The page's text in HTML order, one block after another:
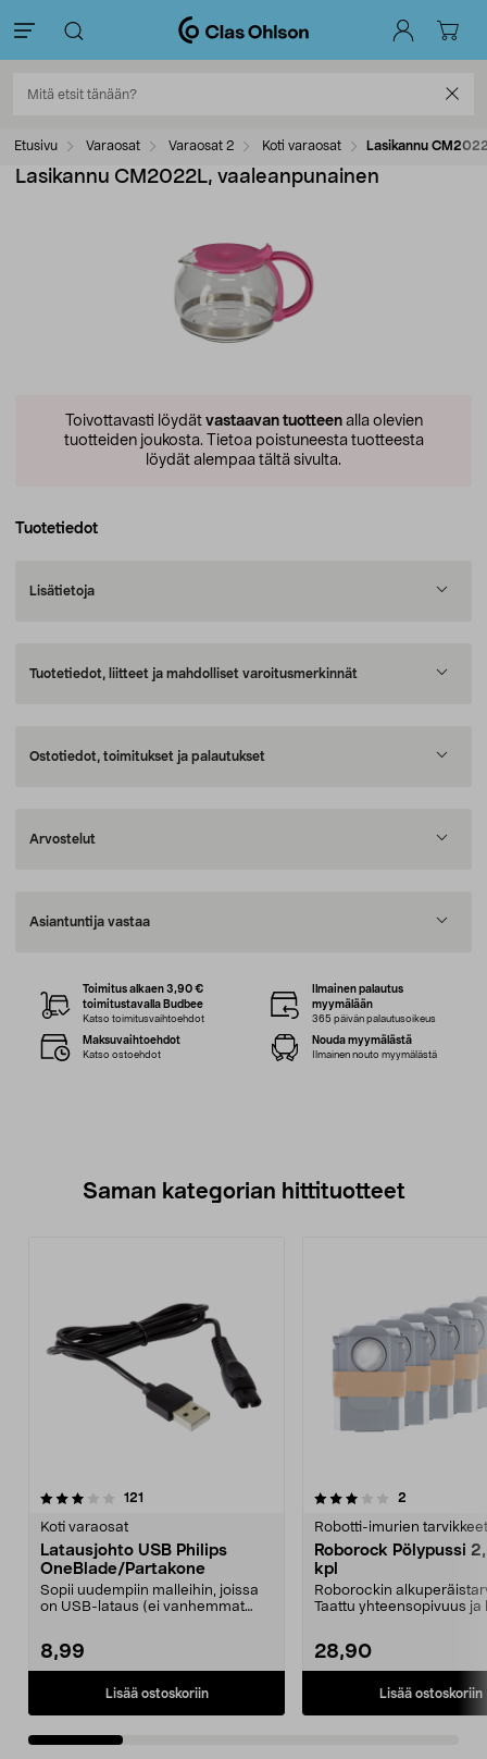
Etusivu Varaosat Varaosat 2 Koti varaosat Lasikannu
Lasikannu CM2022L, vaaleanpunainen
Toivottavasti löydät vastaavan tuotteenalla olevien
tuotteiden joukosta. Tietoa poistuneesta tuotteesta
löydät alempaa tältä sivulta.
Tuotetiedot
Lisätietoja
Tuotetiedot, liitteet ja mahdolliset varoitusmerkinnät
Ostotiedot, toimitukset ja palautukset
Arvostelut
Asiantuntija vastaa
Toimitus alkaen 3,90 €
toimitustavalla Budbee
Katso toimitusvaihtoehdot
Ilmainen palautus
myymälään
365 päivän palautusoikeus
Maksuvaihtoehdot
Katso ostoehdot
Nouda myymälästä
Ilmainen nouto myymälästä
Saman kategorian hittituotteet
121
Koti varaosat
Latausjohto USB Philips
OneBlade/Partakone
Sopii uudempiin malleihin, joissa
on USB-lataus (ei vanhemmat
8,99
Lisää ostoskoriin
3.0 viidestä
2
Robotti-imurien tarvikkeet
Roborock Pölypussi
kpl
Roborockin
Taattu yhteensopivuus ja
28,90
Lisää ostoskoriin
4.5 viidestä